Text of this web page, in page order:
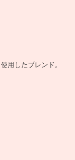
用したブレンド。